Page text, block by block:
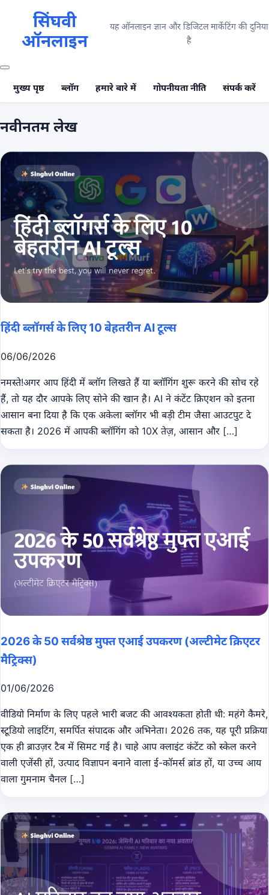
सिंघवी
ऑनलाइन
यह ऑनलाइन ज्ञान और डिजिटल मार्केटिंग की दुनिया
है
मुख्य पृष्ठ ब्लॉग हमारे बारे में गोपनीयता नीति संपर्क करें
नवीनतम लेख
हिंदी ब्लॉगर्स के लिए 10 बेहतरीन AI टूल्स
06/06/2026
नमस्ते!अगर आप हिंदी में ब्लॉग लिखते हैं या ब्लॉगिंग शुरू करने की सोच रहे
हैं, तो यह दौर आपके लिए सोने की खान है। AI ने कंटेंट क्रिएशन को इतना
आसान बना दिया है कि एक अकेला ब्लॉगर भी बड़ी टीम जैसा आउटपुट दे
सकता है। 2026 में आपकी ब्लॉगिंग को 10X तेज़, आसान और […]
2026 के 50 सर्वश्रेष्ठ मुफ्त एआई उपकरण (अल्टीमेट क्रिएटर
मैट्रिक्स)
01/06/2026
वीडियो निर्माण के लिए पहले भारी बजट की आवश्यकता होती थी: महंगे कैमरे,
स्टूडियो लाइटिंग, समर्पित संपादक और अभिनेता। 2026 तक, यह पूरी प्रक्रिया
एक ही ब्राउज़र टैब में सिमट गई है। चाहे आप क्लाइंट कंटेंट को स्केल करने
वाली एजेंसी हों, उत्पाद विज्ञापन बनाने वाला ई-कॉमर्स ब्रांड हों, या उच्च आय
वाला गुमनाम चैनल […]